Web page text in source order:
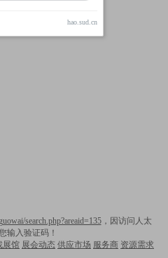
search.php?areaid=135，因访问人太
输入验证码！
展馆 展会动态 供应市场 服务商 资源需求
hao.sud.cn